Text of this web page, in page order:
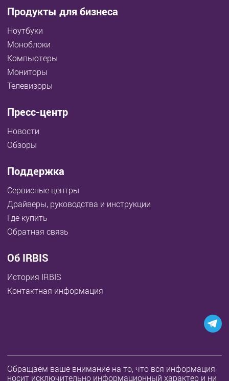
Продукты для бизнеса
Ноутбуки
Моноблоки
Компьютеры
Мониторы
Телевизоры
Пресс-центр
Новости
Обзоры
Поддержка
Сервисные центры
Драйверы, руководства и инструкции
Где купить
Обратная связь
Об IRBIS
История IRBIS
Контактная информация
Обращаем ваше внимание на то, что вся информация
носит исключительно информационный характер и ни